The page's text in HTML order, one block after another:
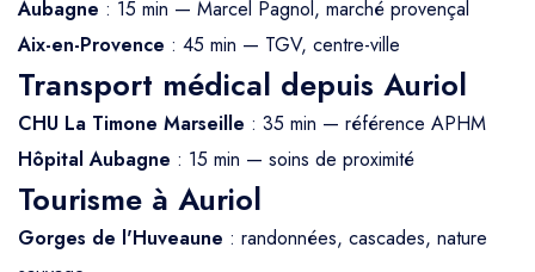
Aubagne : 15 min — Marcel Pagnol, marché provençal
Aix-en-Provence : 45 min — TGV, centre-ville
Transport médical depuis Auriol
CHU La Timone Marseille : 35 min — référence APHM
Hôpital Aubagne : 15 min — soins de proximité
Tourisme à Auriol
Gorges de l'Huveaune : randonnées, cascades, nature